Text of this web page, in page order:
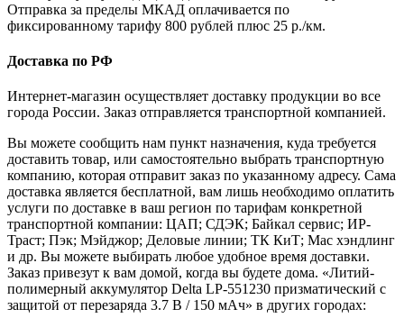
Отправка за пределы МКАД оплачивается по
фиксированному тарифу 800 рублей плюс 25 р./км.
Доставка по РФ
Интернет-магазин осуществляет доставку продукции во все
города России. Заказ отправляется транспортной компанией.
Вы можете сообщить нам пункт назначения, куда требуется
доставить товар, или самостоятельно выбрать транспортную
компанию, которая отправит заказ по указанному адресу. Сама
доставка является бесплатной, вам лишь необходимо оплатить
услуги по доставке в ваш регион по тарифам конкретной
транспортной компании: ЦАП; СДЭК; Байкал сервис; ИР-
Траст; Пэк; Мэйджор; Деловые линии; ТК КиТ; Мас хэндлинг
и др. Вы можете выбирать любое удобное время доставки.
Заказ привезут к вам домой, когда вы будете дома. «Литий-
полимерный аккумулятор Delta LP-551230 призматический с
защитой от перезаряда 3.7 В / 150 мАч» в других городах: